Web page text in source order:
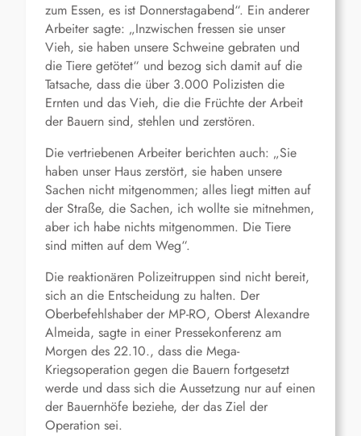
zum Essen, es ist Donnerstagabend“. Ein anderer
Arbeiter sagte: „Inzwischen fressen sie unser
Vieh, sie haben unsere Schweine gebraten und
die Tiere getötet“ und bezog sich damit auf die
Tatsache, dass die über 3.000 Polizisten die
Ernten und das Vieh, die die Früchte der Arbeit
der Bauern sind, stehlen und zerstören.
Die vertriebenen Arbeiter berichten auch: „Sie
haben unser Haus zerstört, sie haben unsere
Sachen nicht mitgenommen; alles liegt mitten auf
der Straße, die Sachen, ich wollte sie mitnehmen,
aber ich habe nichts mitgenommen. Die Tiere
sind mitten auf dem Weg“.
Die reaktionären Polizeitruppen sind nicht bereit,
sich an die Entscheidung zu halten. Der
Oberbefehlshaber der MP-RO, Oberst Alexandre
Almeida, sagte in einer Pressekonferenz am
Morgen des 22.10., dass die Mega-
Kriegsoperation gegen die Bauern fortgesetzt
werde und dass sich die Aussetzung nur auf einen
der Bauernhöfe beziehe, der das Ziel der
Operation sei.